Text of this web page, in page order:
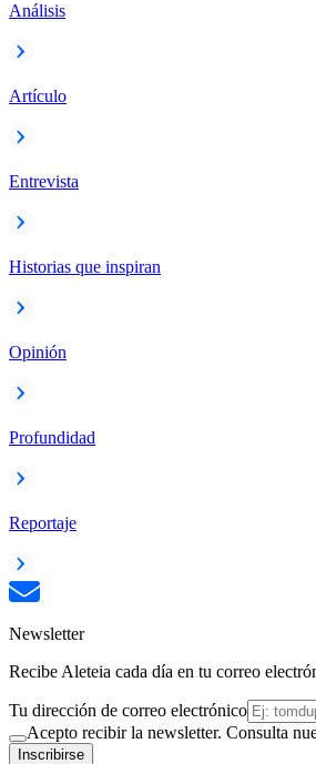
Análisis
Artículo
Entrevista
Historias que inspiran
Opinión
Profundidad
Reportaje
Newsletter
Recibe Aleteia cada día en tu correo
Tu dirección de correo electrónico
Acepto recibir la newsletter. Consulta
Inscribirse